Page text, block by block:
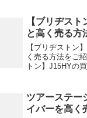
格は2016年2月
【ブリヂス
と高く売る方
【ブリヂストン
く売る方法をご
トン】J15HYの
￥5,500円～￥
ツアーステー
イバーを高く